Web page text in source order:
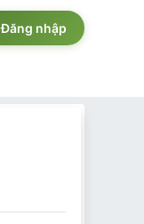
Đăng nhập